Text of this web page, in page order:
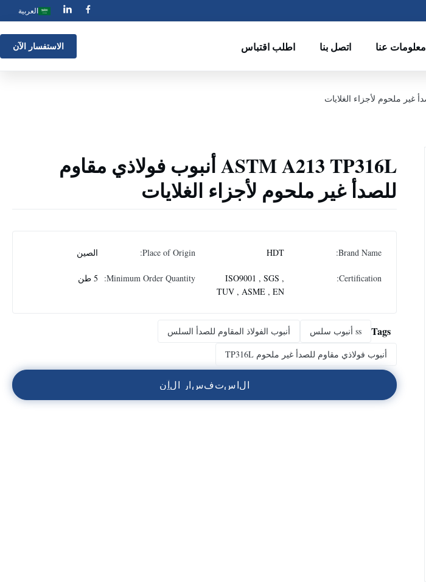
العربية
معلومات عنا اتصل بنا اطلب اقتباس الاستفسار الآن
ASTM A213 TP316L أنبوب فولاذي مقاوم
للصدأ غير ملحوم لأجزاء الغلايات
Brand Name:
HDT
Place of Origin: الصين
Certification:
ISO9001 , SGS ,
TUV , ASME , EN
Minimum Order Quantity: 5 طن
Tags ss أنبوب سلس
أنبوب الفولاذ المقاوم للصدأ السلس
أنبوب فولاذي مقاوم للصدأ غير ملحوم TP316L
الاستفسار الآن